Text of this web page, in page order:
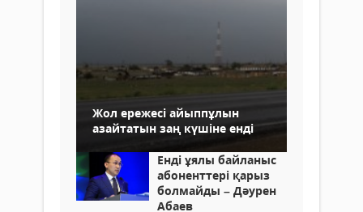
Жол ережесі айыппұлын
азайтатын заң күшіне енді
Енді ұялы байланыс
абоненттері қарыз
болмайды – Дәурен
Абаев